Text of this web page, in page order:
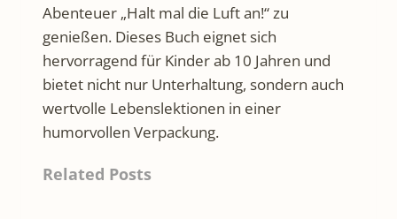
Abenteuer „Halt mal die Luft an!“ zu
genießen. Dieses Buch eignet sich
hervorragend für Kinder ab 10 Jahren und
bietet nicht nur Unterhaltung, sondern auch
wertvolle Lebenslektionen in einer
humorvollen Verpackung.
Related Posts